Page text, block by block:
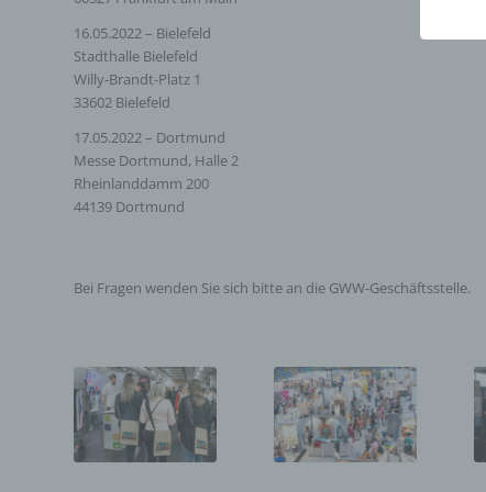
16.05.2022 – Bielefeld
Stadthalle Bielefeld
Willy-Brandt-Platz 1
33602 Bielefeld
17.05.2022 – Dortmund
Messe Dortmund, Halle 2
Rheinlanddamm 200
44139 Dortmund
Bei Fragen wenden Sie sich bitte an die GWW-Geschäftsstelle.